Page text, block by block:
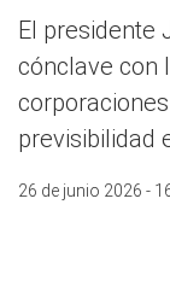
El presidente
cónclave con
previsibilidad
26 de junio 2026 -